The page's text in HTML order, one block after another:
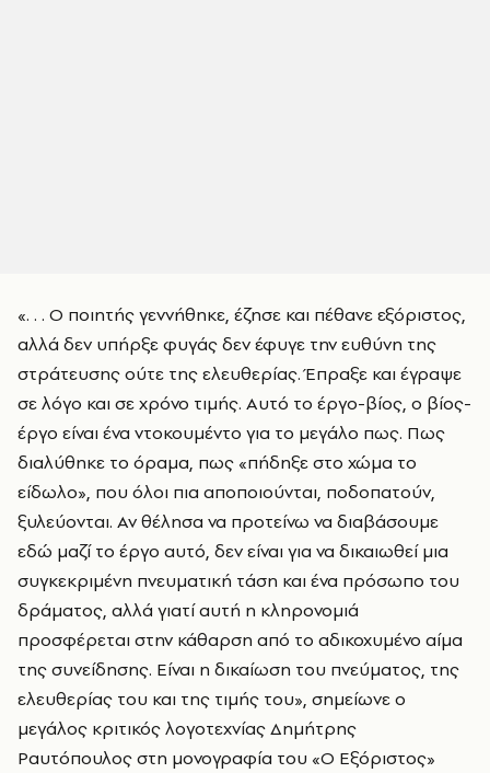
«. . . Ο ποιητής γεννήθηκε, έζησε και πέθανε εξόριστος,
αλλά δεν υπήρξε φυγάς δεν έφυγε την ευθύνη της
στράτευσης ούτε της ελευθερίας. Έπραξε και έγραψε
σε λόγο και σε χρόνο τιμής. Αυτό το έργο-βίος, ο βίος-
έργο είναι ένα ντοκουμέντο για το μεγάλο πως. Πως
διαλύθηκε το όραμα, πως «πήδηξε στο χώμα το
είδωλο», που όλοι πια αποποιούνται, ποδοπατούν,
ξυλεύονται. Αν θέλησα να προτείνω να διαβάσουμε
εδώ μαζί το έργο αυτό, δεν είναι για να δικαιωθεί μια
συγκεκριμένη πνευματική τάση και ένα πρόσωπο του
δράματος, αλλά γιατί αυτή η κληρονομιά
προσφέρεται στην κάθαρση από το αδικοχυμένο αίμα
της συνείδησης. Είναι η δικαίωση του πνεύματος, της
ελευθερίας του και της τιμής του», σημείωνε ο
μεγάλος κριτικός λογοτεχνίας Δημήτρης
Ραυτόπουλος στη μονογραφία του «Ο Εξόριστος»